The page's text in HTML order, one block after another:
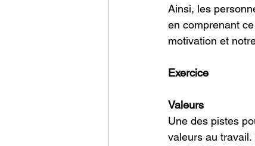
Ainsi, les
en comprenant
motivation et
Exercice
Valeurs
Une des pistes
valeurs au